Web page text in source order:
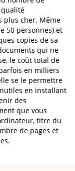
qualité
plus cher. Même
50 personnes) et
copies de sa
qui ne
le coût total de
en milliers
se le permettre
en installant
des
que vous
titre du
de pages et